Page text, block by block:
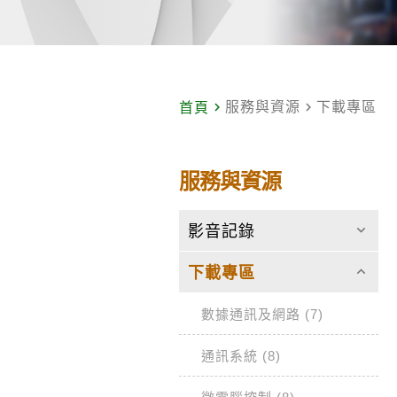
首頁 navigate_next 服務與資源 navigate_next 下載專區
服務與資源
影音記錄 keyboard_arrow_down
下載專區 keyboard_arrow_up
數據通訊及網路 (7)
通訊系統 (8)